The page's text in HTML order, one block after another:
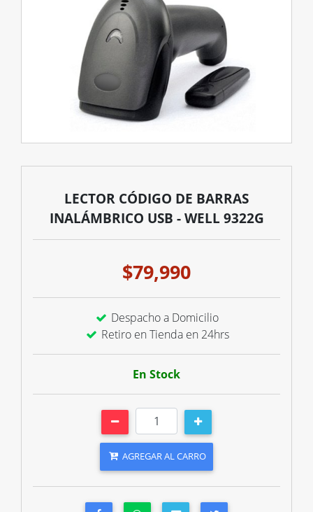
LECTOR CÓDIGO DE BARRAS
INALÁMBRICO USB - WELL 9322G
$79,990
Despacho a Domicilio
Retiro en Tienda en 24hrs
En Stock
AGREGAR AL CARRO